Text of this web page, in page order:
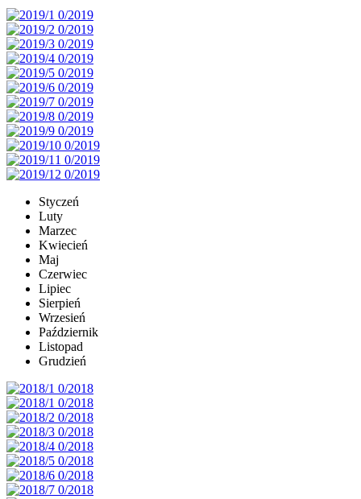
Styczeń
Luty
Marzec
Kwiecień
Maj
Czerwiec
Lipiec
Sierpień
Wrzesień
Październik
Listopad
Grudzień